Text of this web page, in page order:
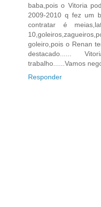
baba,pois o Vitoria
2009-2010 q fez um
contratar é
goleiro,pois o Renan
destacado......
trabalho......Vamos
Responder